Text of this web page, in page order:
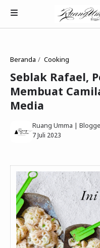
Parenting Islami
Lifestyle Keluarga Sunnah
Review & Rekomendasi
Beranda Cooking
Seblak Rafael,
Membuat
Media
7 Juli 2023